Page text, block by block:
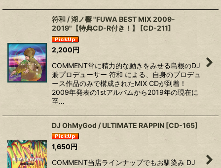
符和 / 湖ノ響 "FUWA BEST MIX 2009-
2019"【特典CD-R付き！】
[CD-211]
2,200円
COMMENT常に精力的な動きをみせる島根のDJ
兼プロデューサー 符和 による、自身のプロデュ
ース作品のみで構成されたMIX CDが到着！
2009年発表の1stアルバムから2019年の現在に
至…
DJ OhMyGod / ULTIMATE RAPPIN [CD-165]
1,650円
COMMENT当店ラインナップでもお馴染み DJ